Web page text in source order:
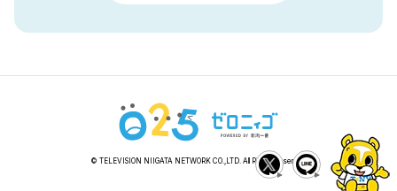
© TELEVISION NIIGATA NETWORK CO.,LTD. All Rights Reserved